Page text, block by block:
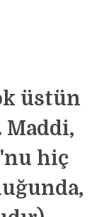
üstün
hiç